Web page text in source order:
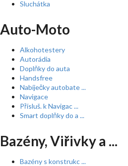
Sluchátka
Auto-Moto
Alkohotestery
Autorádia
Doplňky do auta
Handsfree
Nabíječky autobate ...
Navigace
Přísluš. k Navigac ...
Smart doplňky do a ...
Bazény, Viřivky a ...
Bazény s konstrukc ...